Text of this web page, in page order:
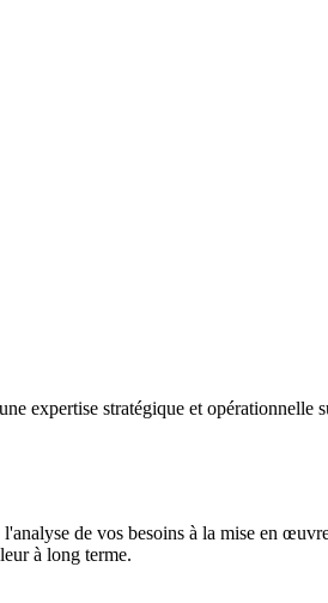
expertise stratégique et opérationnelle
de vos besoins à la mise en
à long terme.